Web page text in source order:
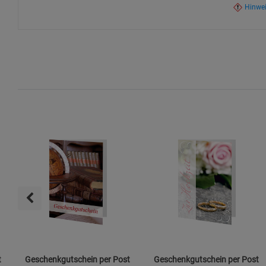
Geschenkgutschein per Post Geschenkgutschein per Post